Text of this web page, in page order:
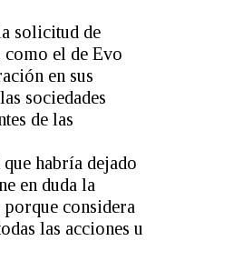
solicitud de
como el de Evo
en sus
sociedades
de las
habría dejado
en duda la
considera
las acciones u